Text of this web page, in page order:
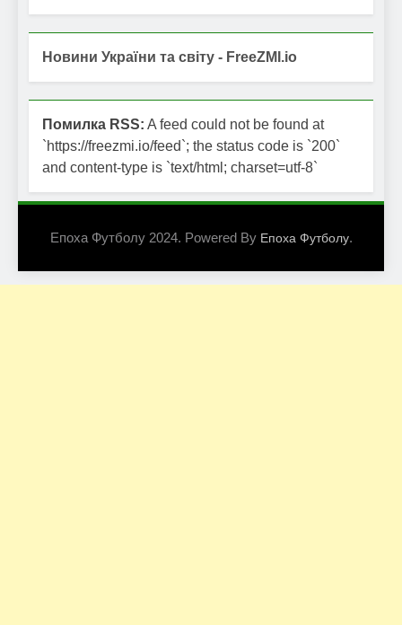
Новини України та світу - FreeZMI.io
Помилка RSS: A feed could not be found at
`https://freezmi.io/feed`; the status code is `200`
and content-type is `text/html; charset=utf-8`
Епоха Футболу 2024. Powered By Епоха Футболу.